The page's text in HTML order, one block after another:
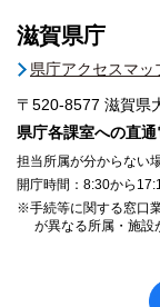
滋賀県庁
県庁アクセスマ
〒520-8577 滋賀県
県庁各課室への直
担当所属が分からない
開庁時間：8:30から
※手続等に関する窓口
が異なる所属・施設